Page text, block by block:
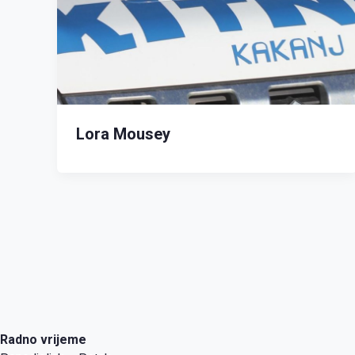
Lora Mousey
Radno vrijeme